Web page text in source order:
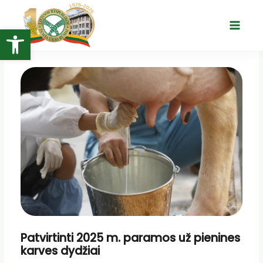
Open toolbar
turinio
Main
Patvirtinti 2025 m. paramos už pienines
karves dydžiai